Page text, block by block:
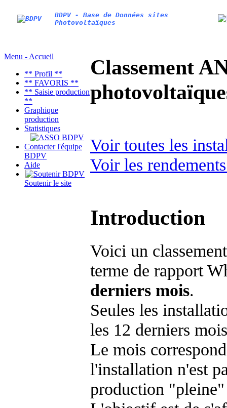
BDPV - Base de Données sites
Photovoltaïques
Menu - Accueil
** Profil **
** FAVORIS **
** Saisie production
**
Graphique
production
Statistiques
Contacter l'équipe
BDPV
Aide
Soutenir le site
Classement
Voir toutes les
Voir les
Introduction
Voici un
terme de rapport
derniers mois.
Seules les
les 12 derniers
Le mois
l'installation n'est
production "pleine"